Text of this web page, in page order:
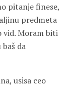
pitanje finese,
predmeta
vid. Moram biti
da
usisa ceo